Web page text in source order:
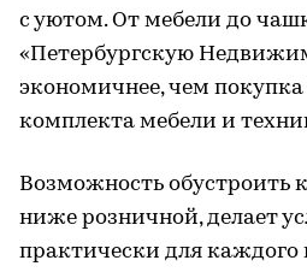
с уютом. От мебели до
«Петербургскую
экономичнее, чем
комплекта мебели и
Возможность обустроить
ниже розничной, делает
практически для каждого